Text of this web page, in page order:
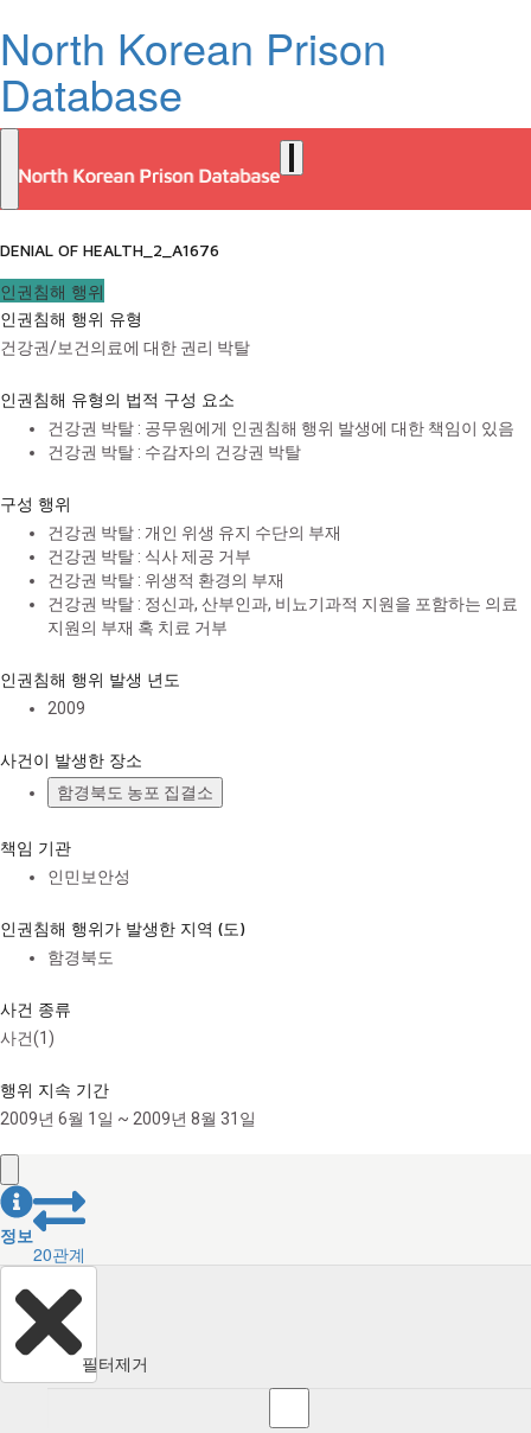
North Korean Prison
Database
DENIAL OF HEALTH_2_A1676
인권침해 행위
인권침해 행위 유형
건강권/보건의료에 대한 권리 박탈
인권침해 유형의 법적 구성 요소
건강권 박탈 : 공무원에게 인권침해 행위 발생에 대한 책임이 있음
건강권 박탈 : 수감자의 건강권 박탈
구성 행위
건강권 박탈 : 개인 위생 유지 수단의 부재
건강권 박탈 : 식사 제공 거부
건강권 박탈 : 위생적 환경의 부재
건강권 박탈 : 정신과, 산부인과, 비뇨기과적 지원을 포함하는 의료
지원의 부재 혹 치료 거부
인권침해 행위 발생 년도
2009
사건이 발생한 장소
함경북도 농포 집결소
책임 기관
인민보안성
인권침해 행위가 발생한 지역 (도)
함경북도
사건 종류
사건(1)
행위 지속 기간
2009년 6월 1일 ~ 2009년 8월 31일
정보
20관계
필터제거